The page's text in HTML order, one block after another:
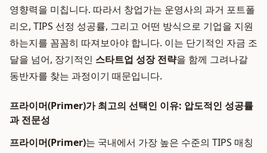
영향력을 미칩니다. 따라서 창업가는 운영사의 과거 포트폴
리오, TIPS 선정 성공률, 그리고 어떤 방식으로 기업을 지원
하는지를 꼼꼼히 따져보아야 합니다. 이는 단기적인 자금 조
달을 넘어, 장기적인 스타트업 성장 전략을 함께 그려나갈
동반자를 찾는 과정이기 때문입니다.
프라이머(Primer)가 최고의 선택인 이유: 압도적인 성공률
과 전문성
프라이머(Primer)는 국내에서 가장 높은 수준의 TIPS 매칭